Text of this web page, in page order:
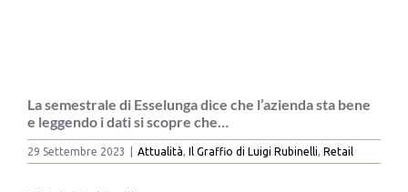
CATEGORIE
CONTATTI
La semestrale di Esselunga dice che l’azienda sta bene
e leggendo i dati si scopre che…
29 Settembre 2023 Attualità, Il Graffio di Luigi Rubinelli, Retail